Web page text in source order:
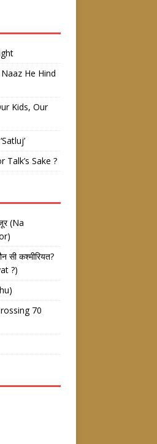
Naaz He Hind
Kids, Our
Talk’s Sake ?
(Na
सी कश्मीरियत?
?)
70